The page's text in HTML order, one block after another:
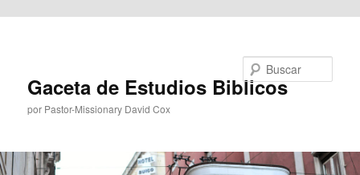
Gaceta de Estudios Biblicos
por Pastor-Missionary David Cox